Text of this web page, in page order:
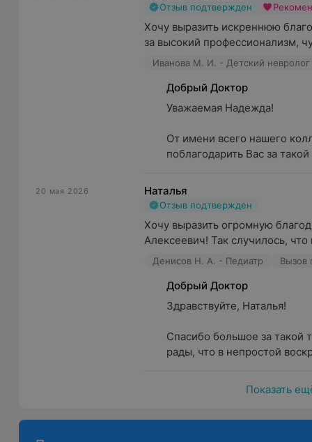
Отзыв подтвержден
Хочу выразить искреннюю
за высокий профессионализм,
Иванова М. И. - Детский невролог
Добрый Доктор
Уважаемая Надежда!
От имени всего нашего
поблагодарить Вас за
20 мая 2026 Наталья
Отзыв подтвержден
Хочу выразить огромную
Алексеевич! Так случилось,
Денисов Н. А. - Педиатр Вызов
Добрый Доктор
Здравствуйте, Наталья!
Спасибо большое за
рады, что в непростой
Показать